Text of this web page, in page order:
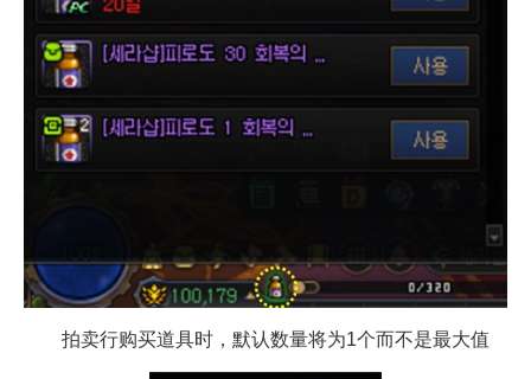
拍卖行购买道具时，默认数量将为1个而不是最大值